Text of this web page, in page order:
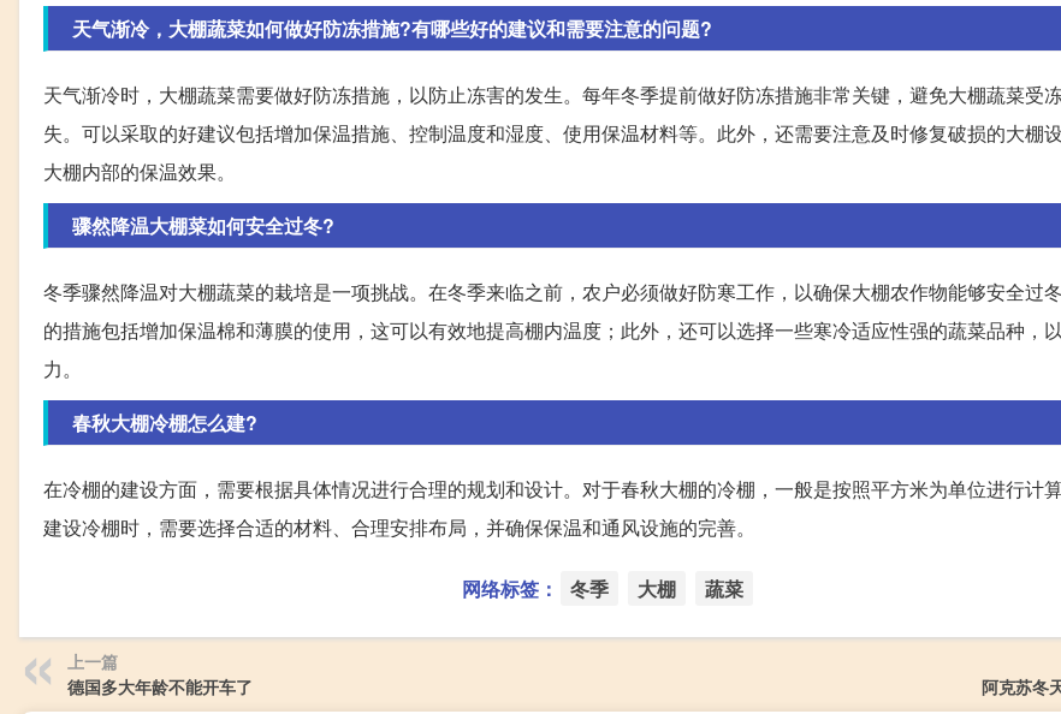
天气渐冷，大棚蔬菜如何做好防冻措施?有哪些好的建议和需要注意的问题?
天气渐冷时，大棚蔬菜需要做好防冻措施，以防止冻害的发生。每年冬季提前做好防冻措施非常关键，避免大棚蔬菜受
失。可以采取的好建议包括增加保温措施、控制温度和湿度、使用保温材料等。此外，还需要注意及时修复破损的大棚
大棚内部的保温效果。
骤然降温大棚菜如何安全过冬?
冬季骤然降温对大棚蔬菜的栽培是一项挑战。在冬季来临之前，农户必须做好防寒工作，以确保大棚农作物能够安全过
的措施包括增加保温棉和薄膜的使用，这可以有效地提高棚内温度；此外，还可以选择一些寒冷适应性强的蔬菜品种，
力。
春秋大棚冷棚怎么建?
在冷棚的建设方面，需要根据具体情况进行合理的规划和设计。对于春秋大棚的冷棚，一般是按照平方米为单位进行计
建设冷棚时，需要选择合适的材料、合理安排布局，并确保保温和通风设施的完善。
网络标签： 冬季 大棚 蔬菜
上一篇
德国多大年龄不能开车了
阿克苏冬